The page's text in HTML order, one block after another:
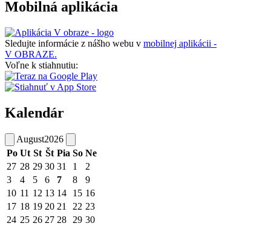
Mobilná aplikácia
Sledujte informácie z nášho webu v mobilnej aplikácii -
V OBRAZE.
Voľne k stiahnutiu:
Kalendár
August2026
Po Ut St Št Pia So Ne
27 28 29 30 31 1
2
3
4 5 6 7 8
9
10 11 12 13 14 15 16
17 18 19 20 21 22 23
24 25 26 27 28 29 30